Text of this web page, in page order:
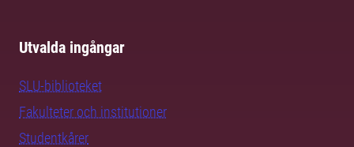
Utvalda ingångar
SLU-biblioteket
Fakulteter och institutioner
Studentkårer